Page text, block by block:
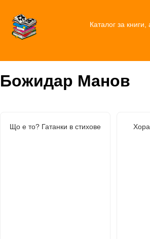
Каталог за книги,
Божидар Манов
Що е то? Гатанки в стихове